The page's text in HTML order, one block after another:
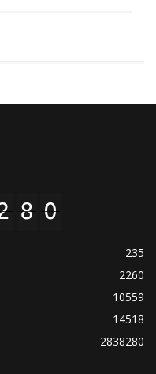
235
2260
10559
14518
2838280